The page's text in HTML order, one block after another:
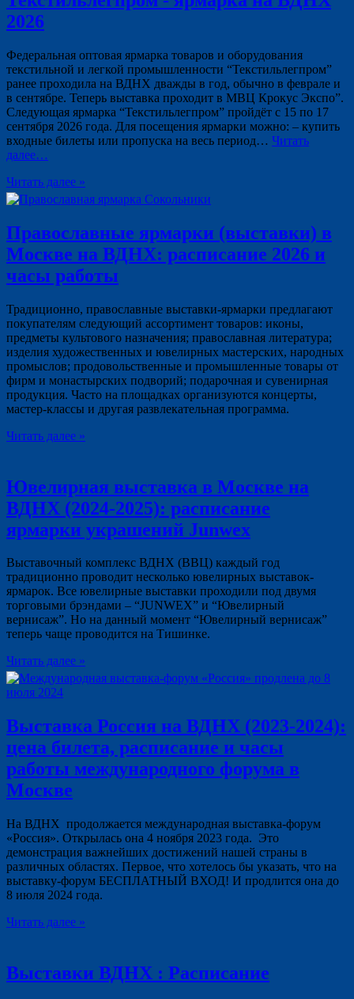
2026
Федеральная оптовая ярмарка товаров и оборудования
текстильной и легкой промышленности “Текстильлегпром”
ранее проходила на ВДНХ дважды в год, обычно в феврале и
в сентябре. Теперь выставка проходит в МВЦ Крокус Экспо”.
Следующая ярмарка “Текстильлегпром” пройдёт с 15 по 17
сентября 2026 года. Для посещения ярмарки можно: – купить
входные билеты или пропуска на весь период… Читать
далее…
Читать далее »
Православные ярмарки (выставки) в
Москве на ВДНХ: расписание 2026 и
часы работы
Традиционно, православные выставки-ярмарки предлагают
покупателям следующий ассортимент товаров: иконы,
предметы культового назначения; православная литература;
изделия художественных и ювелирных мастерских, народных
промыслов; продовольственные и промышленные товары от
фирм и монастырских подворий; подарочная и сувенирная
продукция. Часто на площадках организуются концерты,
мастер-классы и другая развлекательная программа.
Читать далее »
Ювелирная выставка в Москве на
ВДНХ (2024-2025): расписание
ярмарки украшений Junwex
Выставочный комплекс ВДНХ (ВВЦ) каждый год
традиционно проводит несколько ювелирных выставок-
ярмарок. Все ювелирные выставки проходили под двумя
торговыми брэндами – “JUNWEX” и “Ювелирный
вернисаж”. Но на данный момент “Ювелирный вернисаж”
теперь чаще проводится на Тишинке.
Читать далее »
Выставка Россия на ВДНХ (2023-2024):
цена билета, расписание и часы
работы международного форума в
Москве
На ВДНХ продолжается международная выставка-форум
«Россия». Открылась она 4 ноября 2023 года. Это
демонстрация важнейших достижений нашей страны в
различных областях. Первое, что хотелось бы указать, что на
выставку-форум БЕСПЛАТНЫЙ ВХОД! И продлится она до
8 июля 2024 года.
Читать далее »
Выставки ВДНХ : Расписание